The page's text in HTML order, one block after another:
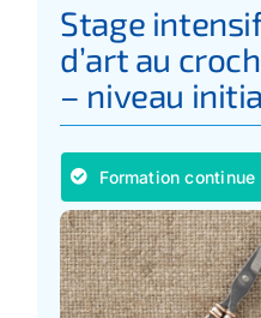
Stage
d’art au
– niveau
Formation continue